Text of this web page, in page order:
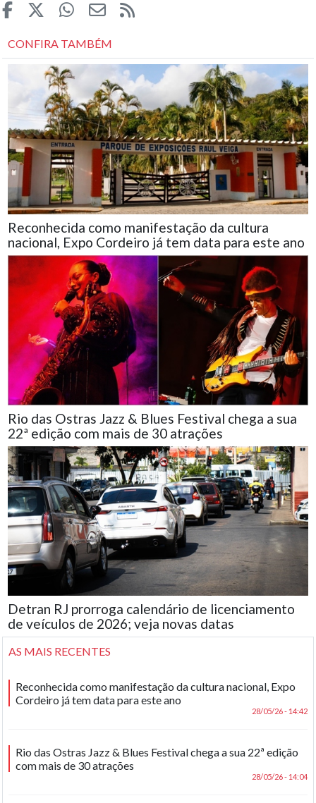
CONFIRA TAMBÉM
Reconhecida como manifestação da cultura
nacional, Expo Cordeiro já tem data para este ano
Rio das Ostras Jazz & Blues Festival chega a sua
22ª edição com mais de 30 atrações
Detran RJ prorroga calendário de licenciamento
de veículos de 2026; veja novas datas
AS MAIS RECENTES
Reconhecida como manifestação da cultura nacional, Expo
Cordeiro já tem data para este ano
28/05/26 - 14:42
Rio das Ostras Jazz & Blues Festival chega a sua 22ª edição
com mais de 30 atrações
28/05/26 - 14:04